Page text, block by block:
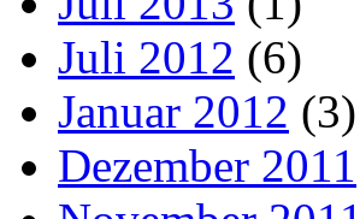
Juli 2012 (6)
Januar 2012 (3)
Dezember 2011